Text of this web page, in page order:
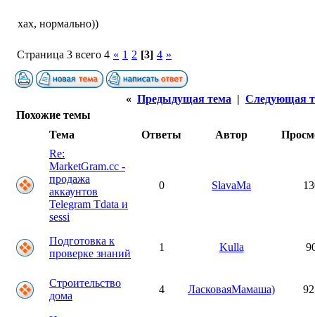
хах, нормально))
Страница 3 всего 4 « 1 2 [3] 4 »
« Предыдущая тема | Следующая
Похожие темы
Тема
Ответы Автор
Re:
MarketGram.cc -
продажа
аккаунтов
Telegram Tdata и
sessi
0 SlavaMa
Подготовка к
проверке знаний
1 Kulla
Строительство
дома
4 ЛасковаяМамаша)